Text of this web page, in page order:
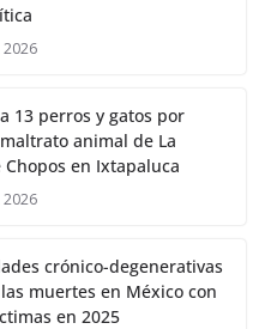
13 perros y gatos por
animal de La
Chopos en Ixtapaluca
crónico-degenerativas
muertes en México con
en 2025